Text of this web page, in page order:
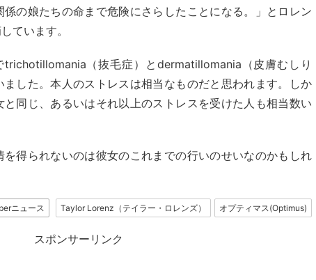
の娘たちの命まで危険にさらしたことになる。」とロレン
ています。
trichotillomania（抜毛症）とdermatillomania（皮膚むしり
した。本人のストレスは相当なものだと思われます。しか
同じ、あるいはそれ以上のストレスを受けた人も相当数い
得られないのは彼女のこれまでの行いのせいなのかもしれ
ニュース Taylor Lorenz（テイラー・ロレンズ） オプティマス(Optimus)
スポンサーリンク